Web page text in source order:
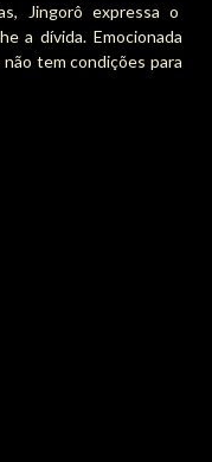
Jingorô expressa o
a dívida. Emocionada
tem condições para